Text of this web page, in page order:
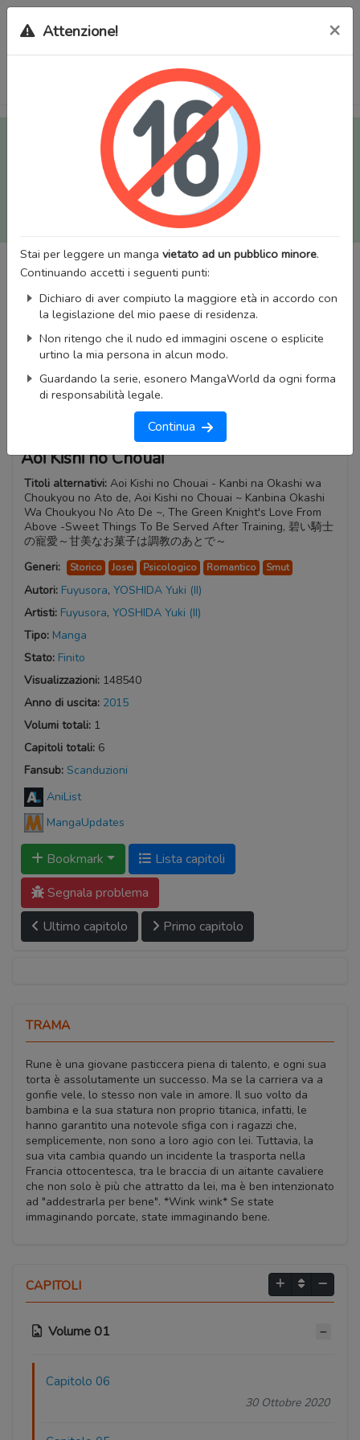
Tutti i Doujinshi e Manga per adulti (+18) sono stati trasferiti
sul nostro nuovo sito (
mangaworldadult.net
); invece, per i
Manga classici, puoi utilizzare
MangaWorld
Potrai effettuare illogincon il tuo account di MangaWorld
tutti i dati sono condivisi tra i due siti,
perderai alcun dato, inclusi bookmarks e premium
Attenzione! ×
Stai per leggere un manga vietato ad un pubblico minore.
Continuando accetti i seguenti punti:
Dichiaro di aver compiuto la maggiore età in accordo con
la legislazione del mio paese di residenza.
Non ritengo che il nudo ed immagini oscene o esplicite
urtino la mia persona in alcun modo.
Guardando la serie, esonero MangaWorld da ogni forma
di responsabilità legale.
Continua
Aoi Kishi no Chouai
Titoli alternativi: Aoi Kishi no Chouai - Kanbi na Okashi wa
Choukyou no Ato de, Aoi Kishi no Chouai ~ Kanbina Okashi
Wa Choukyou No Ato De ~, The Green Knight's Love From
Above -Sweet Things To Be Served After Training, 碧い騎士
の寵愛～甘美なお菓子は調教のあとで～
Generi:
Storico Josei Psicologico Romantico Smut
Autori: Fuyusora, YOSHIDA Yuki (II)
Artisti: Fuyusora, YOSHIDA Yuki (II)
Tipo: Manga
Stato: Finito
Visualizzazioni: 148540
Anno di uscita: 2015
Volumi totali: 1
Capitoli totali: 6
Fansub: Scanduzioni
AniList
MangaUpdates
Bookmark
Lista capitoli
Segnala problema
Ultimo capitolo
Primo capitolo
TRAMA
Rune è una giovane pasticcera piena di talento, e ogni sua
torta è assolutamente un successo. Ma se la carriera va a
gonfie vele, lo stesso non vale in amore. Il suo volto da
bambina e la sua statura non proprio titanica, infatti, le
hanno garantito una notevole sfiga con i ragazzi che,
semplicemente, non sono a loro agio con lei. Tuttavia, la
sua vita cambia quando un incidente la trasporta nella
Francia ottocentesca, tra le braccia di un aitante cavaliere
che non solo è più che attratto da lei, ma è ben intenzionato
ad "addestrarla per bene". *Wink wink* Se state
immaginando porcate, state immaginando bene.
CAPITOLI
Volume 01
Capitolo 06
30 Ottobre 2020